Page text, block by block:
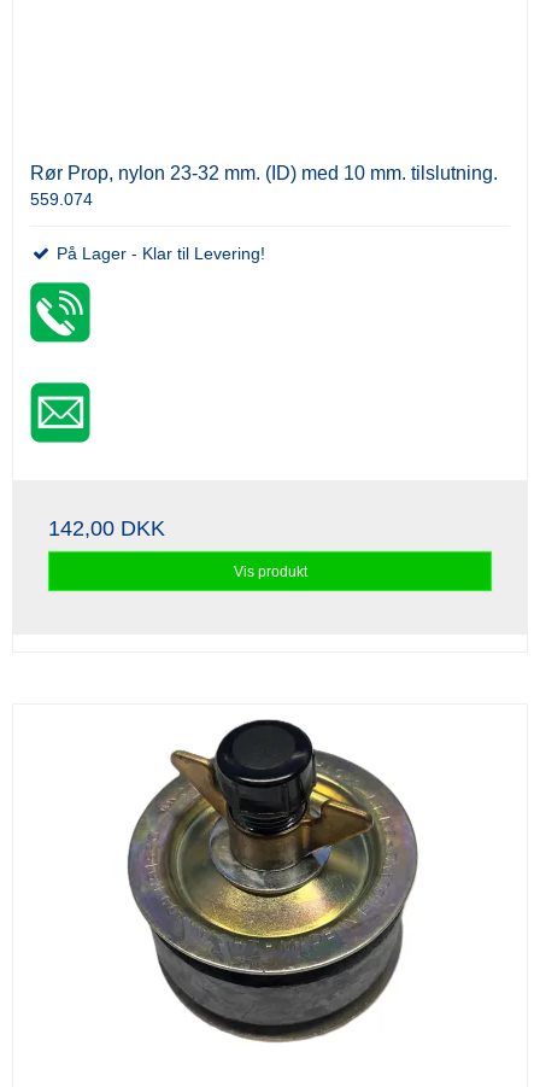
Rør Prop, nylon 23-32 mm. (ID) med 10 mm. tilslutning.
559.074
På Lager - Klar til Levering!
142,00 DKK
Vis produkt